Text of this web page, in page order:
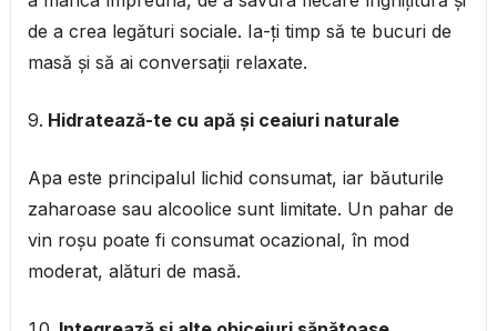
de a crea legături sociale. Ia-ți timp să te bucuri de
masă și să ai conversații relaxate.
Hidratează-te cu apă și ceaiuri naturale
Apa este principalul lichid consumat, iar băuturile
zaharoase sau alcoolice sunt limitate. Un pahar de
vin roșu poate fi consumat ocazional, în mod
moderat, alături de masă.